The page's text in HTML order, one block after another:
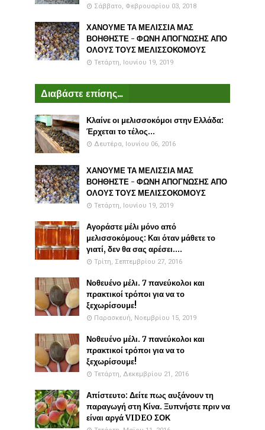
Σάββατο, Φεβρουαρίου 03, 2018
ΧΑΝΟΥΜΕ ΤΑ ΜΕΛΙΣΣΙΑ ΜΑΣ
ΒΟΗΘΗΣΤΕ - ΦΩΝΗ ΑΠΟΓΝΩΣΗΣ ΑΠΟ
ΟΛΟΥΣ ΤΟΥΣ ΜΕΛΙΣΣΟΚΟΜΟΥΣ
Τετάρτη, Ιουνίου 19, 2019
Διαβάστε επίσης...
Κλαίνε οι μελισσοκόμοι στην Ελλάδα:
Έρχεται το τέλος...
Δευτέρα, Ιουνίου 06, 2016
ΧΑΝΟΥΜΕ ΤΑ ΜΕΛΙΣΣΙΑ ΜΑΣ
ΒΟΗΘΗΣΤΕ - ΦΩΝΗ ΑΠΟΓΝΩΣΗΣ ΑΠΟ
ΟΛΟΥΣ ΤΟΥΣ ΜΕΛΙΣΣΟΚΟΜΟΥΣ
Τετάρτη, Ιουνίου 19, 2019
Αγοράστε μέλι μόνο από
μελισσοκόμους: Και όταν μάθετε το
γιατί, δεν θα σας αρέσει....
Τρίτη, Σεπτεμβρίου 27, 2016
Νοθευένο μέλι. 7 πανεύκολοι και
πρακτικοί τρόποι για να το
ξεχωρίσουμε!
Παρασκευή, Νοεμβρίου 15, 2019
Νοθευένο μέλι. 7 πανεύκολοι και
πρακτικοί τρόποι για να το
ξεχωρίσουμε!
Τετάρτη, Δεκεμβρίου 21, 2016
Απίστευτο: Δείτε πως αυξάνουν τη
παραγωγή στη Κίνα. Ξυπνήστε πριν να
είναι αργά VIDEO ΣΟΚ